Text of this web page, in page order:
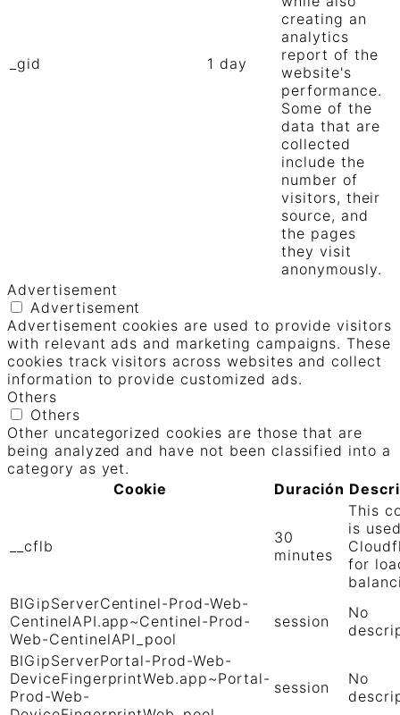
_gid 1 day
creating an
analytics
report of the
website's
performance.
Some of the
data that are
collected
include the
number of
visitors, their
source, and
the pages
they visit
anonymously.
Advertisement
Advertisement
Advertisement cookies are used to provide visitors
with relevant ads and marketing campaigns. These
cookies track visitors across websites and collect
information to provide customized ads.
Others
Others
Other uncategorized cookies are those that are
being analyzed and have not been classified into a
category as yet.
Cookie
Duración
__cflb
30
minutes
This
is
for
BIGipServerCentinel-Prod-Web-
CentinelAPI.app~Centinel-Prod-
Web-CentinelAPI_pool
session
No
BIGipServerPortal-Prod-Web-
DeviceFingerprintWeb.app~Portal-
Prod-Web-
session
No